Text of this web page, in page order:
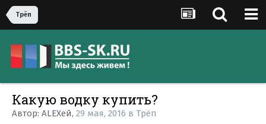
Трёп
Какую водку купить?
Автор: ALEXей, 29 мая, 2016 в Трёп